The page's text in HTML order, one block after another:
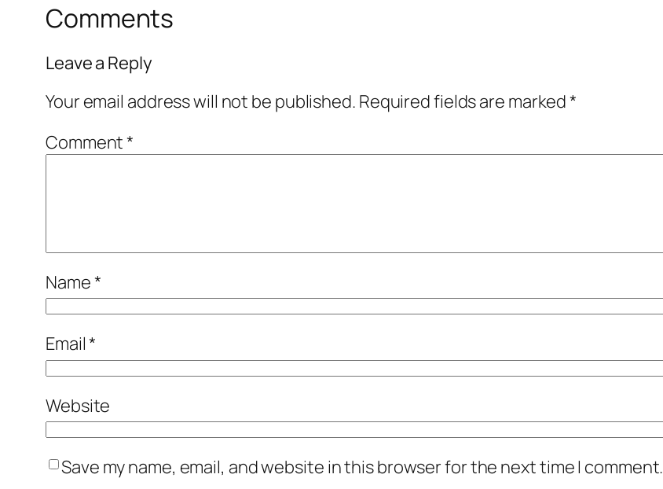
Comments
Leave a Reply
Your email address will not be published. Required fields are marked*
Comment*
Name*
Email*
Website
Save my name, email, and website in this browser for the next time I comment.